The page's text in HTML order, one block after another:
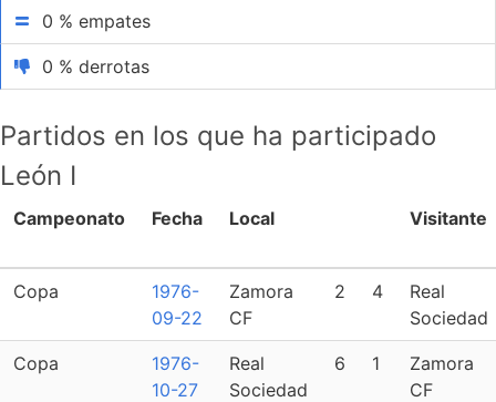
0 % empates
0 % derrotas
Partidos en los que ha participado
León I
Campeonato Fecha Local Visitante
Copa
1976-
09-22
Zamora
CF
2 4
Real
Sociedad
Copa
1976-
10-27
Real
Sociedad
6 1
Zamora
CF